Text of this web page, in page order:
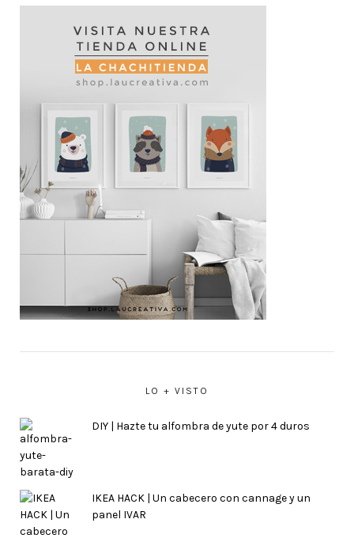
LO + VISTO
DIY | Hazte tu alfombra de yute por 4 duros
IKEA HACK | Un cabecero con cannage y un
panel IVAR